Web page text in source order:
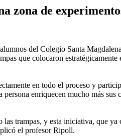
zona de
del Colegio Santa
que colocaron
en todo el proceso y
enriquecen mucho más
trampas, y esta iniciativa, que
el profesor Ripoll.